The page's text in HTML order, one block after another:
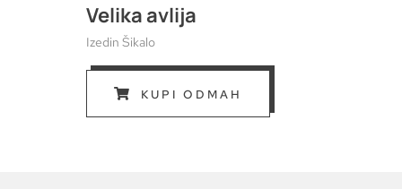
Velika avlija
Izedin Šikalo
KUPI ODMAH